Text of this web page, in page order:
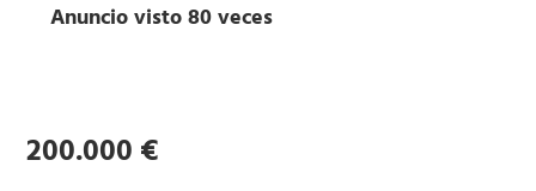
Anuncio visto 80 veces
200.000 €